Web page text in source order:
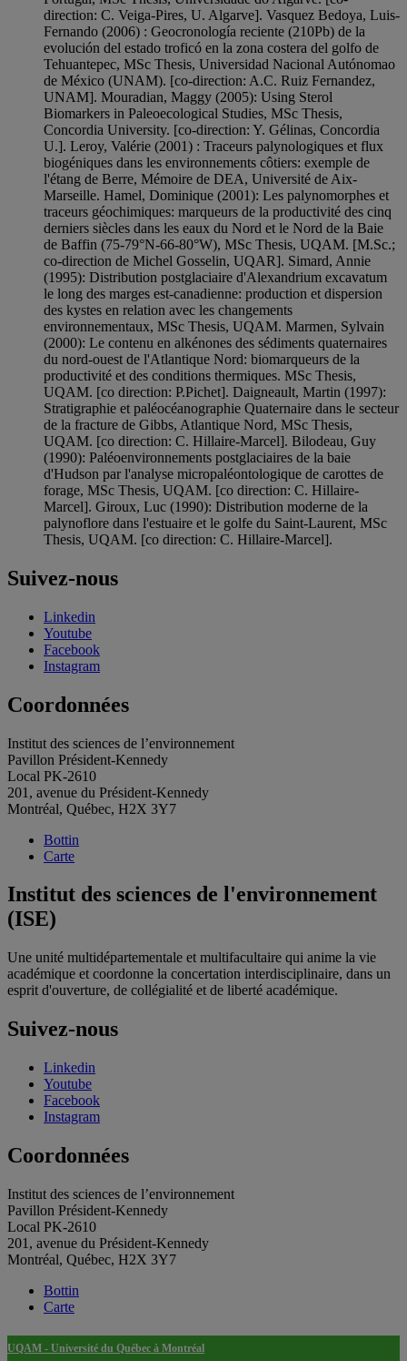
direction: C. Veiga-Pires, U. Algarve]. Vasquez Bedoya, Luis-
Fernando (2006) : Geocronología reciente (210Pb) de la
evolución del estado troficó en la zona costera del golfo de
Tehuantepec, MSc Thesis, Universidad Nacional Autónomao
de México (UNAM). [co-direction: A.C. Ruiz Fernandez,
UNAM]. Mouradian, Maggy (2005): Using Sterol
Biomarkers in Paleoecological Studies, MSc Thesis,
Concordia University. [co-direction: Y. Gélinas, Concordia
U.]. Leroy, Valérie (2001) : Traceurs palynologiques et flux
biogéniques dans les environnements côtiers: exemple de
l'étang de Berre, Mémoire de DEA, Université de Aix-
Marseille. Hamel, Dominique (2001): Les palynomorphes et
traceurs géochimiques: marqueurs de la productivité des cinq
derniers siècles dans les eaux du Nord et le Nord de la Baie
de Baffin (75-79°N-66-80°W), MSc Thesis, UQAM. [M.Sc.;
co-direction de Michel Gosselin, UQAR]. Simard, Annie
(1995): Distribution postglaciaire d'Alexandrium excavatum
le long des marges est-canadienne: production et dispersion
des kystes en relation avec les changements
environnementaux, MSc Thesis, UQAM. Marmen, Sylvain
(2000): Le contenu en alkénones des sédiments quaternaires
du nord-ouest de l'Atlantique Nord: biomarqueurs de la
productivité et des conditions thermiques. MSc Thesis,
UQAM. [co direction: P.Pichet]. Daigneault, Martin (1997):
Stratigraphie et paléocéanographie Quaternaire dans le secteur
de la fracture de Gibbs, Atlantique Nord, MSc Thesis,
UQAM. [co direction: C. Hillaire-Marcel]. Bilodeau, Guy
(1990): Paléoenvironnements postglaciaires de la baie
d'Hudson par l'analyse micropaléontologique de carottes de
forage, MSc Thesis, UQAM. [co direction: C. Hillaire-
Marcel]. Giroux, Luc (1990): Distribution moderne de la
palynoflore dans l'estuaire et le golfe du Saint-Laurent, MSc
Thesis, UQAM. [co direction: C. Hillaire-Marcel].
Suivez-nous
Linkedin
Youtube
Facebook
Instagram
Coordonnées
Institut des sciences de l’environnement
Pavillon Président-Kennedy
Local PK-2610
201, avenue du Président-Kennedy
Montréal, Québec, H2X 3Y7
Bottin
Carte
Institut des sciences de l'environnement
(ISE)
Une unité multidépartementale et multifacultaire qui anime la vie
académique et coordonne la concertation interdisciplinaire, dans un
esprit d'ouverture, de collégialité et de liberté académique.
Suivez-nous
Linkedin
Youtube
Facebook
Instagram
Coordonnées
Institut des sciences de l’environnement
Pavillon Président-Kennedy
Local PK-2610
201, avenue du Président-Kennedy
Montréal, Québec, H2X 3Y7
Bottin
Carte
UQAM - Université du Québec à Montréal